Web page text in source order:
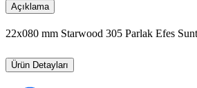
Açıklama
22x080 mm Starwood 305 Parlak Efes
Ürün Detayları